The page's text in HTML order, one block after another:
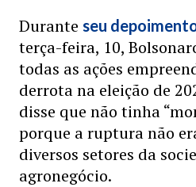
Durante seu
terça-feira, 10,
todas as ações
derrota na eleição de
disse que não tinha
porque a ruptura não
diversos setores da
agronegócio.